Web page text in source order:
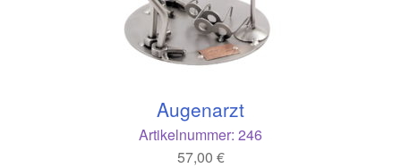
Augenarzt
Artikelnummer: 246
57,00 €